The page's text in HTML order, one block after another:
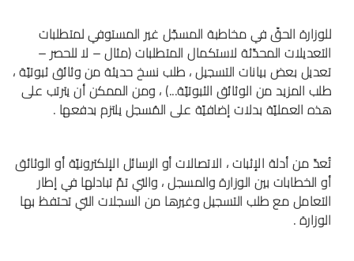
للوزارة الحقّ في مخاطبة المسجّل غير المستوفي لمتطلبات
التعديلات المحدّثة لاستكمال المتطلبات (مثال – لا للحصر –
تعديل بعض بيانات التسجيل ، طلب نسخ حديثة من وثائق ثبوتيّة ،
طلب المزيد من الوثائق الثبوتيّة...) ، ومن الممكن أن يترتب على
هذه العمليّة بدلات إضافيّة على المُسجل يلتزم بدفعها .
تُعدّ من أدلة الإثبات ، الاتصالات أو الرسائل الإلكترونيّة أو الوثائق
أو الخطابات بين الوزارة والمسجل ، والتي تمّ تبادلها في إطار
التعامل مع طلب التسجيل وغيرها من السجلات التي تحتفظ بها
الوزارة .